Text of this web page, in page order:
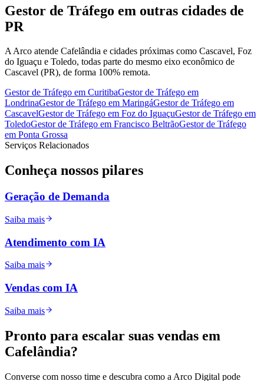
Gestor de Tráfego em outras cidades de
PR
A Arco atende Cafelândia e cidades próximas como Cascavel, Foz
do Iguaçu e Toledo, todas parte do mesmo eixo econômico de
Cascavel (PR), de forma 100% remota.
Gestor de Tráfego em CuritibaGestor de Tráfego em
LondrinaGestor de Tráfego em MaringáGestor de Tráfego em
CascavelGestor de Tráfego em Foz do IguaçuGestor de Tráfego em
ToledoGestor de Tráfego em Francisco BeltrãoGestor de Tráfego
em Ponta Grossa
Serviços Relacionados
Conheça nossos pilares
Geração de Demanda
Saiba mais
Atendimento com IA
Saiba mais
Vendas com IA
Saiba mais
Pronto para escalar suas vendas em
Cafelândia?
Converse com nosso time e descubra como a Arco Digital pode